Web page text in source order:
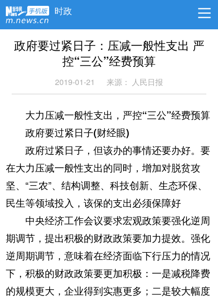
时政
政府要过紧日子：压减一般性支出 严
控“三公”经费预算
2019-01-21 来源： 人民日报
大力压减一般性支出，严控“三公”经费预算
政府要过紧日子(财经眼)
政府过紧日子，但该办的事情还要办好。要
在大力压减一般性支出的同时，增加对脱贫攻
坚、“三农”、结构调整、科技创新、生态环保、
民生等领域投入，该保的支出必须保障好
中央经济工作会议要求宏观政策要强化逆周
期调节，提出积极的财政政策要加力提效。强化
逆周期调节，意味着在经济面临下行压力的情况
下，积极的财政政策要更加积极：一是减税降费
的规模更大，企业得到实惠更多；二是较大幅度